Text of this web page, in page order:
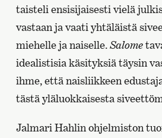
taisteli ensisijaisesti vielä
vastaan ja vaati yhtäläistä
miehelle ja naiselle.Salome
idealistisia käsityksiä täysin
ihme, että naisliikkeen
tästä yläluokkaisesta
Jalmari Hahlin ohjelmiston